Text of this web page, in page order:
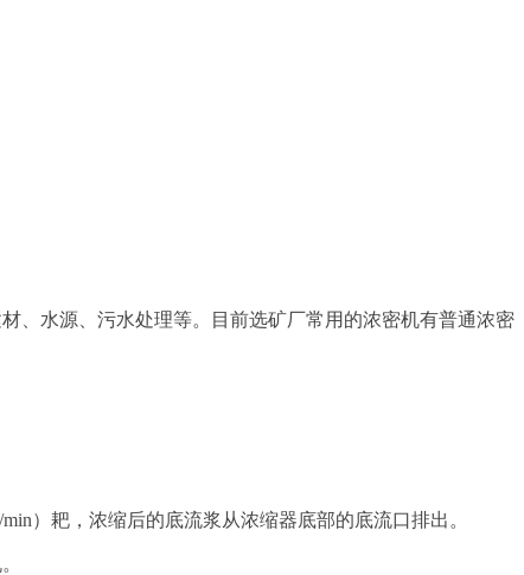
、水源、污水处理等。目前选矿厂常用的浓密机有普通浓密
）耙，浓缩后的底流浆从浓缩器底部的底流口排出。